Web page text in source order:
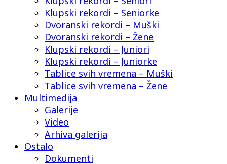
Klupski rekordi – Seniorke
Dvoranski rekordi – Muški
Dvoranski rekordi – Žene
Klupski rekordi – Juniori
Klupski rekordi – Juniorke
Tablice svih vremena – Muški
Tablice svih vremena – Žene
Multimedija
Galerije
Video
Arhiva galerija
Ostalo
Dokumenti